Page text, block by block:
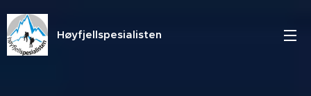
Høyfjellspesialisten